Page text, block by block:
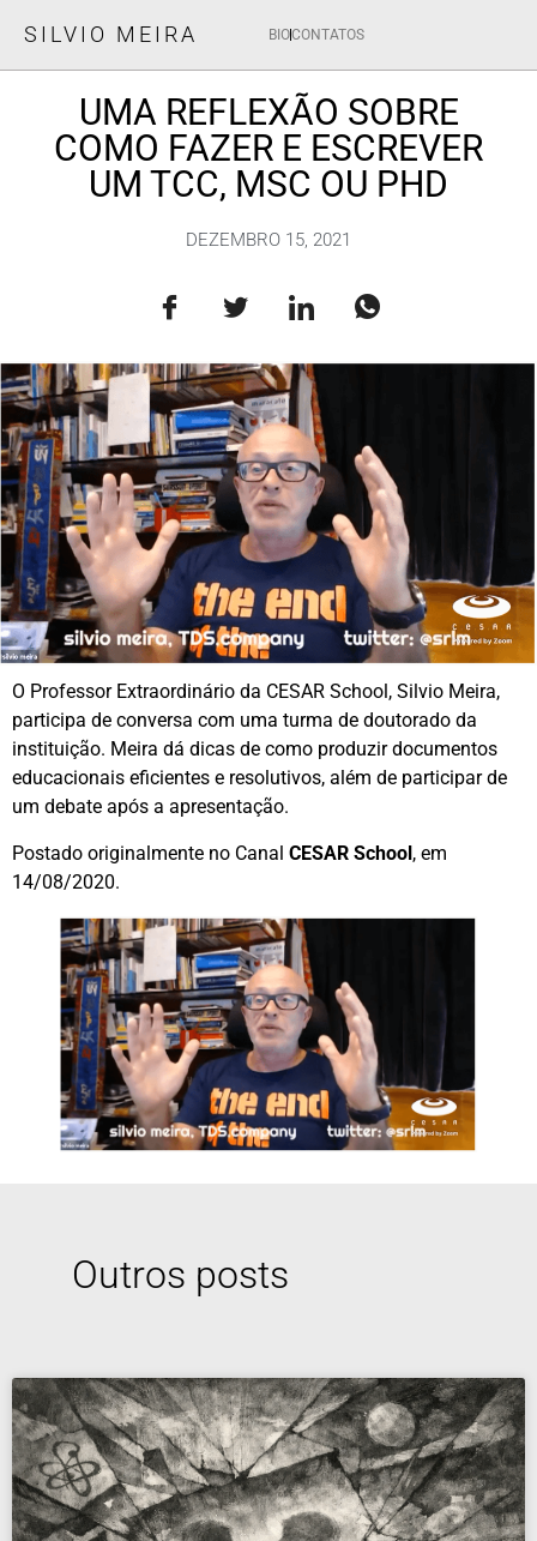
SILVIO MEIRA BIOCONTATOS
UMA REFLEXÃO SOBRE
COMO FAZER E ESCREVER
UM TCC, MSC OU PHD
DEZEMBRO 15, 2021
O Professor Extraordinário da CESAR School, Silvio Meira,
participa de conversa com uma turma de doutorado da
instituição. Meira dá dicas de como produzir documentos
educacionais eficientes e resolutivos, além de participar de
um debate após a apresentação.
Postado originalmente no Canal CESAR School, em
14/08/2020.
Outros posts